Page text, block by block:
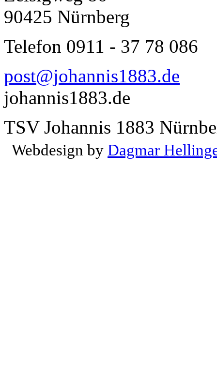
90425 Nürnberg
Telefon 0911 - 37 78 086
post@johannis1883.de
johannis1883.de
TSV Johannis 1883
Webdesign by Dagmar